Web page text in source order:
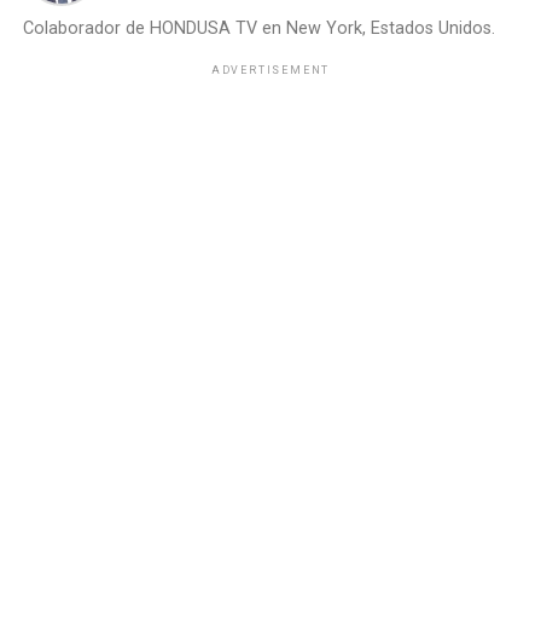
Colaborador de HONDUSA TV en New York, Estados Unidos.
ADVERTISEMENT